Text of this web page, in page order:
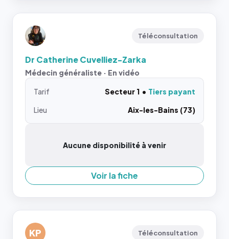
Téléconsultation
Dr Catherine Cuvelliez-Zarka
Médecin généraliste · En vidéo
Tarif Secteur 1
Tiers payant
Lieu
Aix-les-Bains (73)
Aucune disponibilité à venir
Voir la fiche
KP Téléconsultation